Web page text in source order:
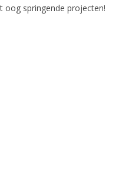
oog springende projecten!